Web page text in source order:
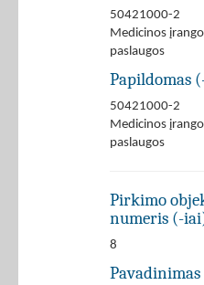
50421000-2
Medicinos
paslaugos
Papildomas
50421000-2
Medicinos
paslaugos
Pirkimo
numeris (-
8
Pavadinimas